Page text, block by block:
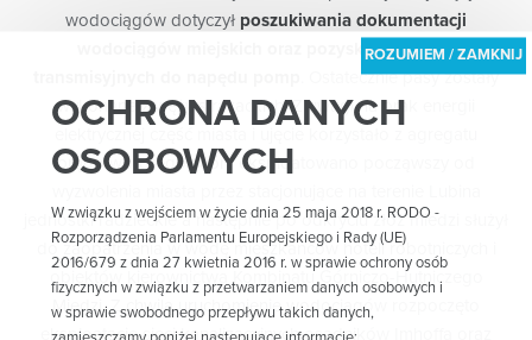
wodociągów dotyczył poszukiwania dokumentacji
wodociągów miejskich oraz pozyskania pasów
. Ostatecznie pasy zostały
wykonane z węży strażackich. Z uwagi na brak energii
prądotwórczego, który eksploatowano począwszy od
jednostki radzieckie a następnie po odkryciu złóż miedzi służył
do zaopatrzenia w wodę mieszkańców hoteli robotniczych i
obiektów kierownictwa Kombinatu Górniczo-Hutniczego
Miedzi. Z chwilą uruchomienie wodociągów rozpoczęto
eksploatacje sieci kanalizacyjnych osadników Imhoffa oraz
OCHRONA DANYCH
OSOBOWYCH
W związku z wejściem w życie dnia 25 maja 2018 r. RODO -
Rozporządzenia Parlamentu Europejskiego i Rady (UE)
2016/679 z dnia 27 kwietnia 2016 r. w sprawie ochrony osób
fizycznych w związku z przetwarzaniem danych osobowych i
w sprawie swobodnego przepływu takich danych,